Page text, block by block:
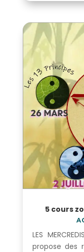
5 cours
LES
propose des